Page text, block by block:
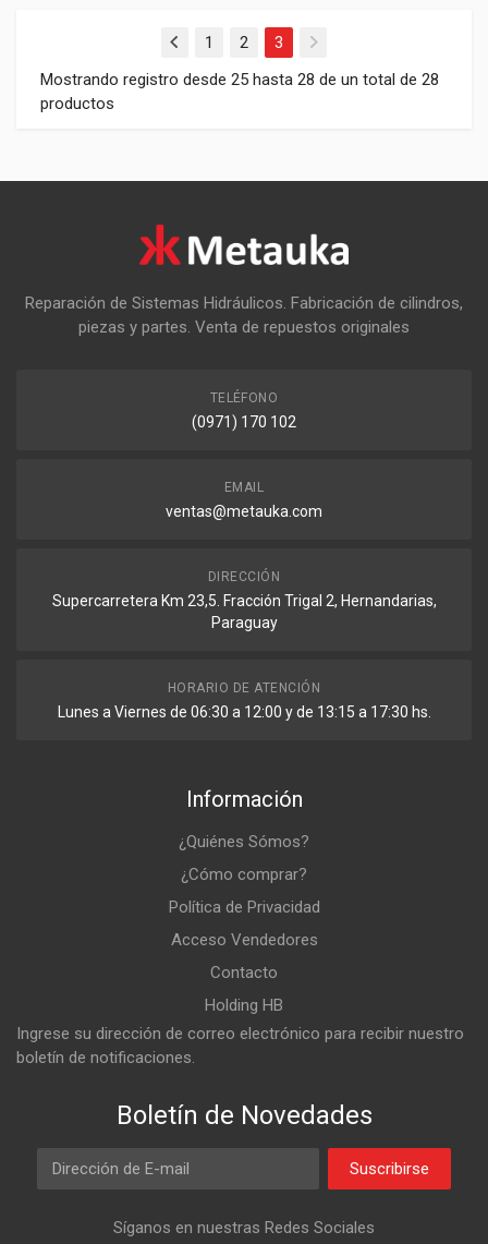
1 2
3
Mostrando registro desde 25 hasta 28 de un total de 28
productos
Reparación de Sistemas Hidráulicos. Fabricación de cilindros,
piezas y partes. Venta de repuestos originales
TELÉFONO
(0971) 170 102
EMAIL
ventas@metauka.com
DIRECCIÓN
Supercarretera Km 23,5. Fracción Trigal 2, Hernandarias,
Paraguay
HORARIO DE ATENCIÓN
Lunes a Viernes de 06:30 a 12:00 y de 13:15 a 17:30 hs.
Información
¿Quiénes Sómos?
¿Cómo comprar?
Política de Privacidad
Acceso Vendedores
Contacto
Holding HB
Ingrese su dirección de correo electrónico para recibir nuestro
boletín de notificaciones.
Boletín de Novedades
Email Address Suscribirse
Síganos en nuestras Redes Sociales